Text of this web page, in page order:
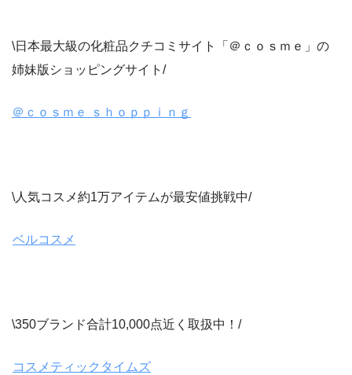
\日本最大級の化粧品クチコミサイト「＠ｃｏｓｍｅ」の
姉妹版ショッピングサイト/
＠ｃｏｓｍｅ ｓｈｏｐｐｉｎｇ
\人気コスメ約1万アイテムが最安値挑戦中/
ベルコスメ
\350ブランド合計10,000点近く取扱中！/
コスメティックタイムズ